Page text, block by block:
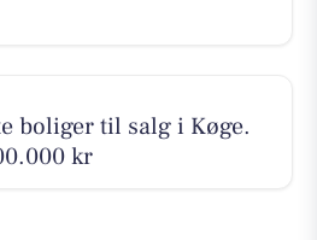
boliger til salg i Køge.
kr